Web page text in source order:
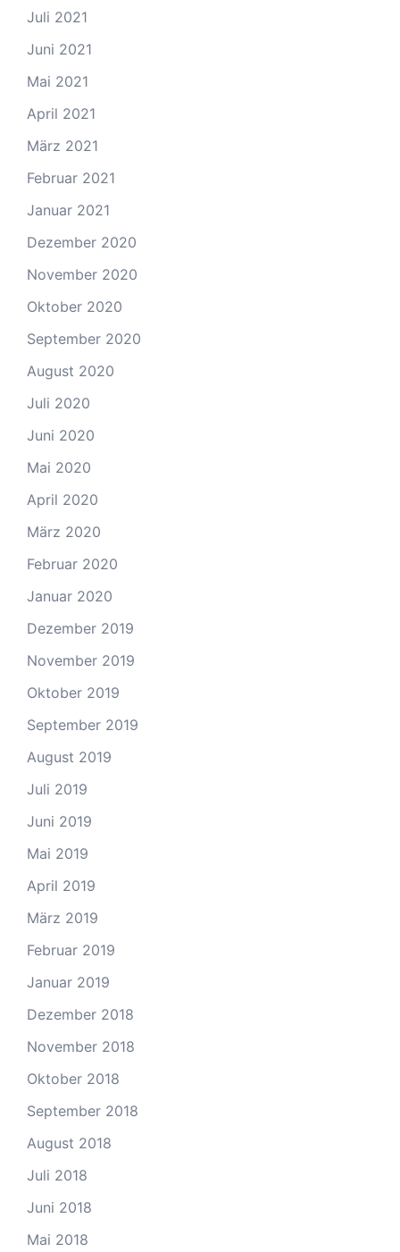
Juli 2021
Juni 2021
Mai 2021
April 2021
März 2021
Februar 2021
Januar 2021
Dezember 2020
November 2020
Oktober 2020
September 2020
August 2020
Juli 2020
Juni 2020
Mai 2020
April 2020
März 2020
Februar 2020
Januar 2020
Dezember 2019
November 2019
Oktober 2019
September 2019
August 2019
Juli 2019
Juni 2019
Mai 2019
April 2019
März 2019
Februar 2019
Januar 2019
Dezember 2018
November 2018
Oktober 2018
September 2018
August 2018
Juli 2018
Juni 2018
Mai 2018